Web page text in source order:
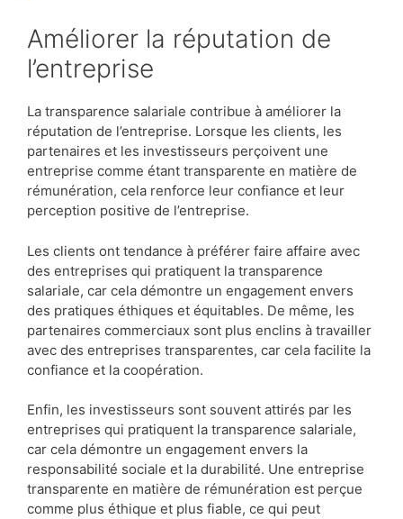
Améliorer la réputation de
l’entreprise
La transparence salariale contribue à améliorer la
réputation de l’entreprise. Lorsque les clients, les
partenaires et les investisseurs perçoivent une
entreprise comme étant transparente en matière de
rémunération, cela renforce leur confiance et leur
perception positive de l’entreprise.
Les clients ont tendance à préférer faire affaire avec
des entreprises qui pratiquent la transparence
salariale, car cela démontre un engagement envers
des pratiques éthiques et équitables. De même, les
partenaires commerciaux sont plus enclins à travailler
avec des entreprises transparentes, car cela facilite la
confiance et la coopération.
Enfin, les investisseurs sont souvent attirés par les
entreprises qui pratiquent la transparence salariale,
car cela démontre un engagement envers la
responsabilité sociale et la durabilité. Une entreprise
transparente en matière de rémunération est perçue
comme plus éthique et plus fiable, ce qui peut